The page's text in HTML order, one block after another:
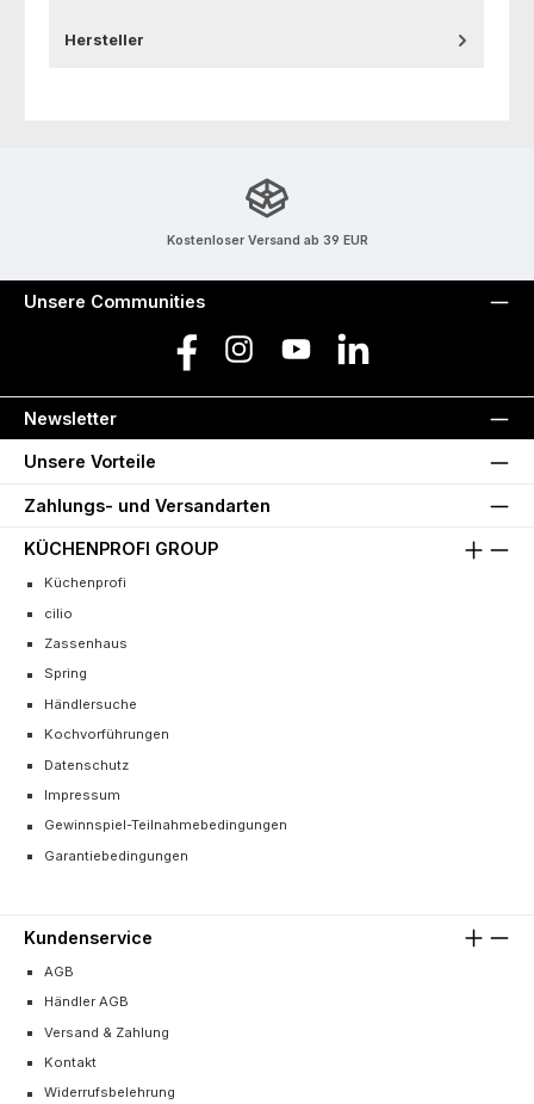
Hersteller
Kostenloser Versand ab 39 EUR
Unsere Communities
Facebook Instagram YouTube LinkedIn
Newsletter
Unsere Vorteile
Zahlungs- und Versandarten
KÜCHENPROFI GROUP
Küchenprofi
cilio
Zassenhaus
Spring
Händlersuche
Kochvorführungen
Datenschutz
Impressum
Gewinnspiel-Teilnahmebedingungen
Garantiebedingungen
Kundenservice
AGB
Händler AGB
Versand & Zahlung
Kontakt
Widerrufsbelehrung